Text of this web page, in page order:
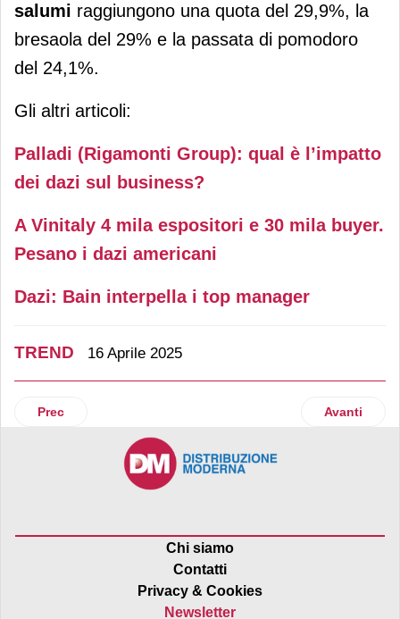
salumi raggiungono una quota del 29,9%, la
bresaola del 29% e la passata di pomodoro
del 24,1%.
Gli altri articoli:
Palladi (Rigamonti Group): qual è l’impatto
dei dazi sul business?
A Vinitaly 4 mila espositori e 30 mila buyer.
Pesano i dazi americani
Dazi: Bain interpella i top manager
TREND 16 Aprile 2025
Articolo precedente: Uova di cioccolato, le strategie di
Prec Articolo
Avanti
Chi siamo
Contatti
Privacy & Cookies
Newsletter